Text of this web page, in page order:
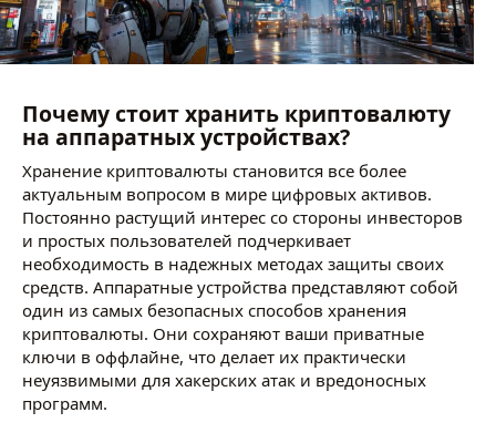
Почему стоит хранить криптовалюту
на аппаратных устройствах?
Хранение криптовалюты становится все более
актуальным вопросом в мире цифровых активов.
Постоянно растущий интерес со стороны инвесторов
и простых пользователей подчеркивает
необходимость в надежных методах защиты своих
средств. Аппаратные устройства представляют собой
один из самых безопасных способов хранения
криптовалюты. Они сохраняют ваши приватные
ключи в оффлайне, что делает их практически
неуязвимыми для хакерских атак и вредоносных
программ.